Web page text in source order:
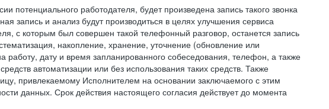
потенциального работодателя, будет произведена запись такого звонка
запись и анализ будут производиться в целях улучшения сервиса
с которым был совершен такой телефонный разговор, останется запись
накопление, хранение, уточнение (обновление или
работу, дату и время запланированного собеседования, телефон, а также
автоматизации или без использования таких средств. Также
привлекаемому Исполнителем на основании заключаемого с этим
данных. Срок действия настоящего согласия действует до момента